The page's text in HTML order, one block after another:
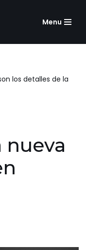
Menu
los detalles de la
nueva